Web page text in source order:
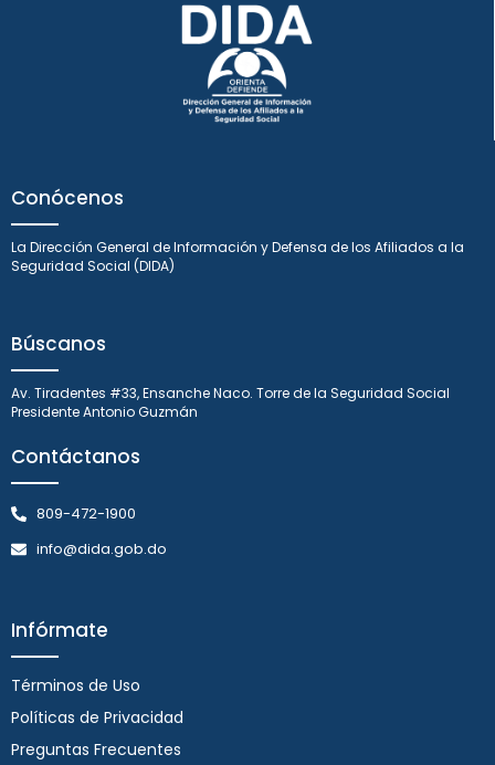
Conócenos
La Dirección General de Información y Defensa de los Afiliados a la
Seguridad Social (DIDA)
Búscanos
Av. Tiradentes #33, Ensanche Naco. Torre de la Seguridad Social
Presidente Antonio Guzmán
Contáctanos
809-472-1900
info@dida.gob.do
Infórmate
Términos de Uso
Políticas de Privacidad
Preguntas Frecuentes